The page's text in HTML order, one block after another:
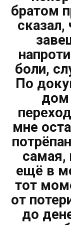
братом
боли,
По
дом
мне
самая,
ещё в
тот
от
до